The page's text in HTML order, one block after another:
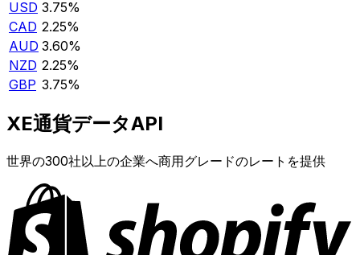
USD 3.75%
CAD 2.25%
AUD 3.60%
NZD 2.25%
GBP 3.75%
XE通貨データAPI
世界の300社以上の企業へ商用グレードのレートを提供